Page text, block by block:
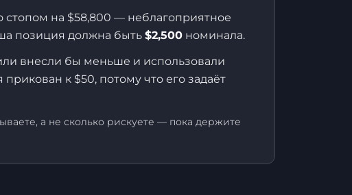
стопом на $58,800 — неблагоприятное
позиция должна быть $2,500 номинала.
внесли бы меньше и использовали
к $50, потому что его задаёт
а не сколько рискуете — пока держите